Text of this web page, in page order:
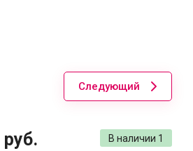
Следующий
В наличии 1
руб.